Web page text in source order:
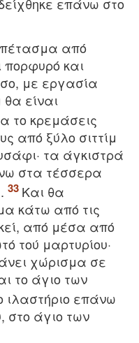
από
και
με εργασία
είναι
το κρεμάσεις
από ξύλο σιττίμ
τα άγκιστρά
στα τέσσερα
Kαι θα
κάτω από τις
από μέσα από
τού μαρτυρίου·
χώρισμα σε
το άγιο των
ιλαστήριο επάνω
στο άγιο των